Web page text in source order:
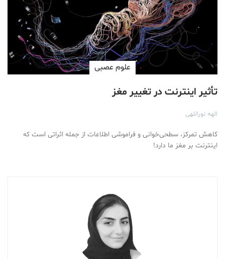
علوم عصبی
تأثیر اینترنت در تغییر مغز
الهه نوراللهی
کاهش تمرکز، سطحی‌خوانی و فراموشی اطلاعات از جمله اثراتی است که
اینترنت بر مغز ما دارد!